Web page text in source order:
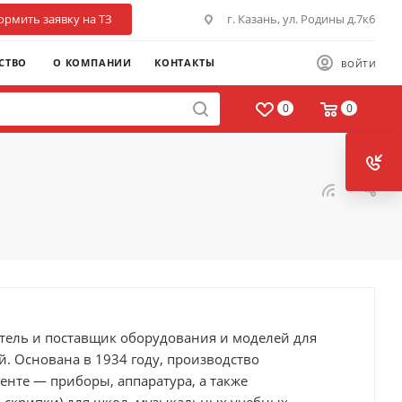
заявку на ТЗ г. Казань, ул. Родины д.7к6
ВОЙТИ
О КОМПАНИИ КОНТАКТЫ
0 0
и поставщик оборудования и моделей для
Основана в 1934 году, производство
— приборы, аппаратура, а также